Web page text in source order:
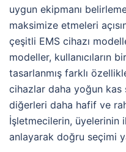
uygun ekipmanı
maksimize etmeleri
çeşitli EMS cihazı
modeller, kullanıcıların
tasarlanmış farklı
cihazlar daha yoğun kas
diğerleri daha hafif ve
İşletmecilerin, üyelerinin
anlayarak doğru seçimi